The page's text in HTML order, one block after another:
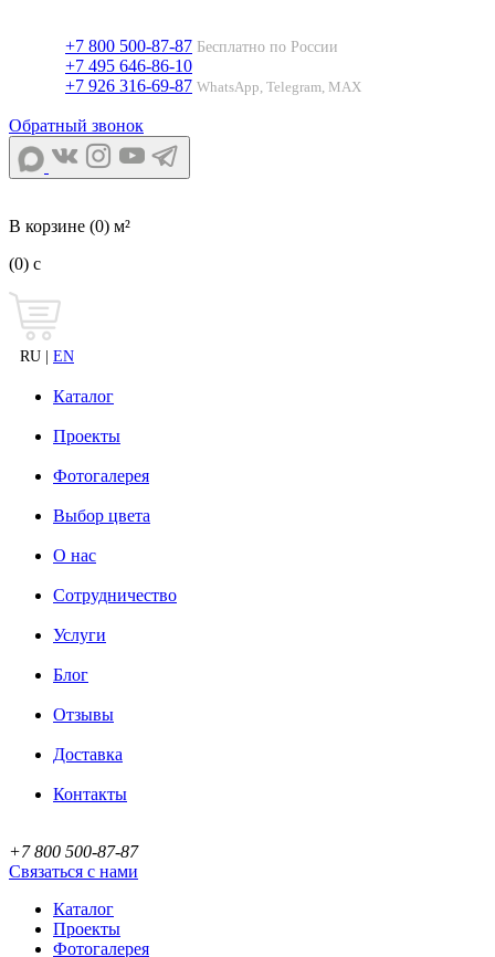
+7 800 500-87-87 Бесплатно по России
+7 495 646-86-10
+7 926 316-69-87 WhatsApp, Telegram, MAX
Обратный звонок
В корзине (0) м²
(0) c
RU | EN
Каталог
Проекты
Фотогалерея
Выбор цвета
О нас
Сотрудничество
Услуги
Блог
Отзывы
Доставка
Контакты
+7 800 500-87-87
Связаться с нами
Каталог
Проекты
Фотогалерея